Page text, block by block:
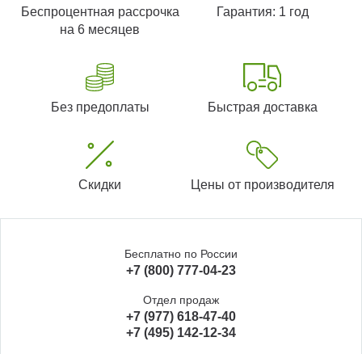
Беспроцентная рассрочка
на 6 месяцев
Гарантия: 1 год
Без предоплаты Быстрая доставка
Скидки Цены от производителя
Бесплатно по России
+7 (800) 777-04-23
Отдел продаж
+7 (977) 618-47-40
+7 (495) 142-12-34